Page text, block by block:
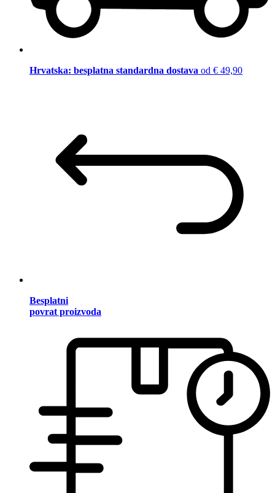
Hrvatska: besplatna standardna dostava od € 49,90
Besplatni
povrat proizvoda